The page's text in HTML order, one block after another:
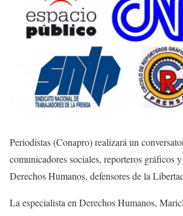
Periodistas (Conapro) realizará un
comunicadores sociales, reporteros gráficos
Derechos Humanos, defensores de la
La especialista en Derechos Humanos,